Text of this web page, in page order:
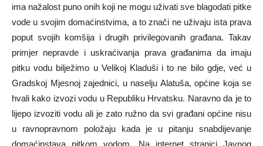
ima nažalost puno onih koji ne mogu uživati sve blagodati pitke
vode u svojim domaćinstvima, a to znači ne uživaju ista prava
poput svojih komšija i drugih privilegovanih građana. Takav
primjer nepravde i uskraćivanja prava građanima da imaju
pitku vodu bilježimo u Velikoj Kladuši i to ne bilo gdje, već u
Gradskoj Mjesnoj zajednici, u naselju Alatuša, općine koja se
hvali kako izvozi vodu u Republiku Hrvatsku. Naravno da je to
lijepo izvoziti vodu ali je zato ružno da svi građani općine nisu
u ravnopravnom položaju kada je u pitanju snabdijevanje
domaćinstava pitkom vodom. Na internet stranici Javnog